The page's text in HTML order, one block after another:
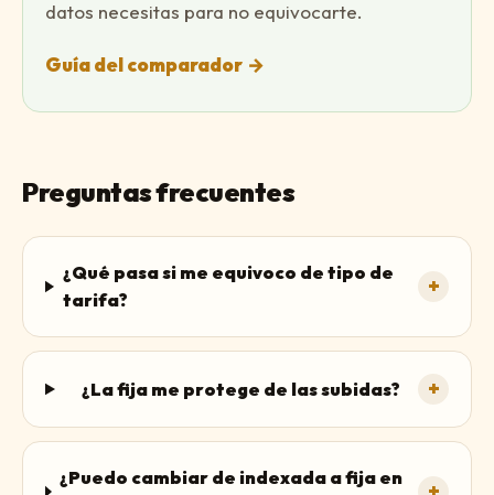
datos necesitas para no equivocarte.
Guía del comparador →
Preguntas frecuentes
¿Qué pasa si me equivoco de tipo de
tarifa?
+
¿La fija me protege de las subidas? +
¿Puedo cambiar de indexada a fija en